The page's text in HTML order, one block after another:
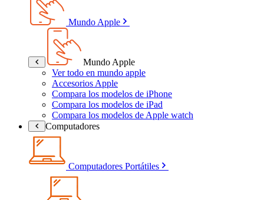
Mundo Apple
Mundo Apple
Ver todo en mundo apple
Accesorios Apple
Compara los modelos de iPhone
Compara los modelos de iPad
Compara los modelos de Apple watch
Computadores
Computadores Portátiles